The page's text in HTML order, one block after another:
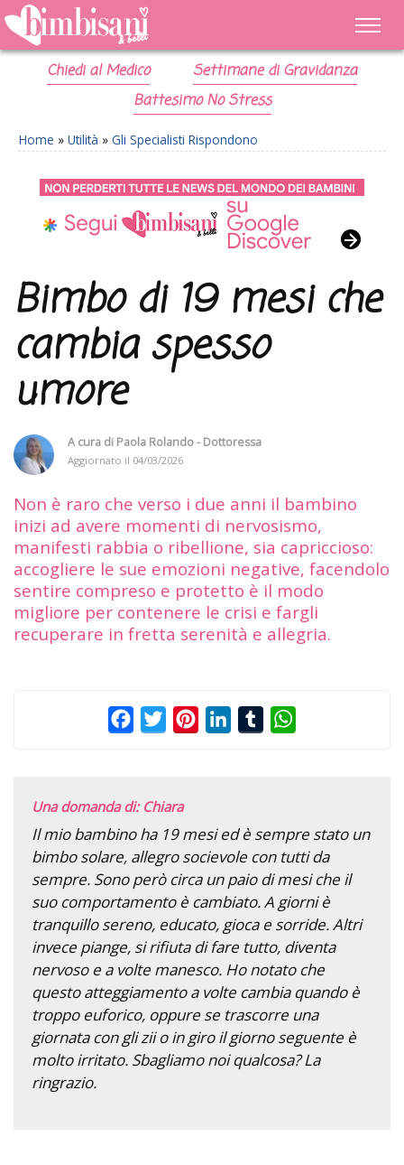
Chiedi al Medico
Settimane di Gravidanza
Battesimo No Stress
Home » Utilità » Gli Specialisti Rispondono
Bimbo di 19 mesi che
cambia spesso
umore
A cura di Paola Rolando - Dottoressa
Aggiornato il 04/03/2026
Non è raro che verso i due anni il bambino
inizi ad avere momenti di nervosismo,
manifesti rabbia o ribellione, sia capriccioso:
accogliere le sue emozioni negative, facendolo
sentire compreso e protetto è il modo
migliore per contenere le crisi e fargli
recuperare in fretta serenità e allegria.
FacebookTwitterPinterestLinkedInTumblr
Una domanda di: Chiara
Il mio bambino ha 19 mesi ed è sempre stato un
bimbo solare, allegro socievole con tutti da
sempre. Sono però circa un paio di mesi che il
suo comportamento è cambiato. A giorni è
tranquillo sereno, educato, gioca e sorride. Altri
invece piange, si rifiuta di fare tutto, diventa
nervoso e a volte manesco. Ho notato che
questo atteggiamento a volte cambia quando è
troppo euforico, oppure se trascorre una
giornata con gli zii o in giro il giorno seguente è
molto irritato. Sbagliamo noi qualcosa? La
ringrazio.